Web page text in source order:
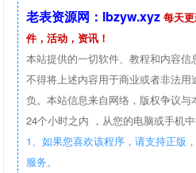
老表资源网：lbzyw.xyz 每天
件，活动，资讯！
本站提供的一切软件、教程和内容信
不得将上述内容用于商业或者非法
负。本站信息来自网络，版权争议
24个小时之内 ，从您的电脑或手机中
1、如果您喜欢该程序，请支持正版
服务。